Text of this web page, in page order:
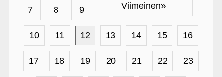
Viimeinen»
7 8 9
10 11 12 13 14 15 16
17 18 19 20 21 22 23